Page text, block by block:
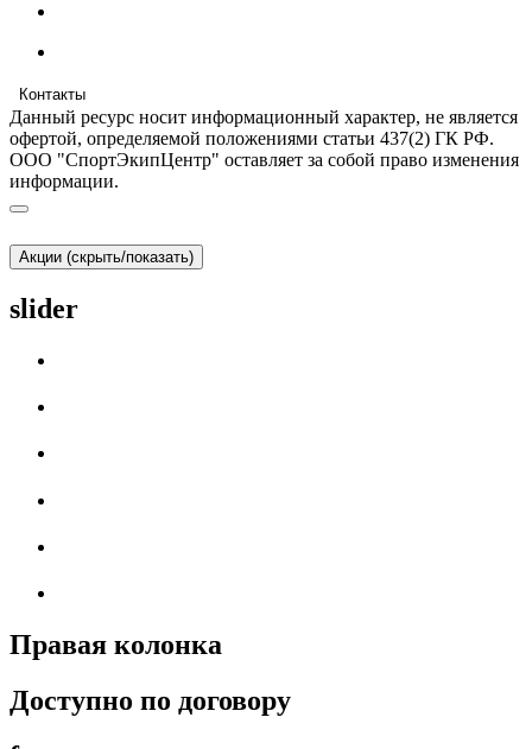
Контакты
Данный ресурс носит информационный характер, не является
офертой, определяемой положениями статьи 437(2) ГК РФ.
ООО "СпортЭкипЦентр" оставляет за собой право изменения
информации.
Акции (скрыть/показать)
slider
Правая колонка
Доступно по договору